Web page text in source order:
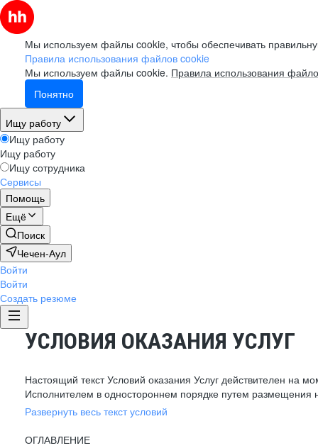
Мы используем файлы cookie, чтобы обеспечивать
Правила использования файлов cookie
Мы используем файлы cookie. Правила использования
Понятно
Ищу работу
Ищу работу
Ищу работу
Ищу сотрудника
Сервисы
Помощь
Ещё
Поиск
Чечен-Аул
Войти
Войти
Создать резюме
УСЛОВИЯ ОКАЗАНИЯ УСЛУГ
Настоящий текст Условий оказания Услуг действителен на
Исполнителем в одностороннем порядке путем размещения
Развернуть весь текст условий
ОГЛАВЛЕНИЕ